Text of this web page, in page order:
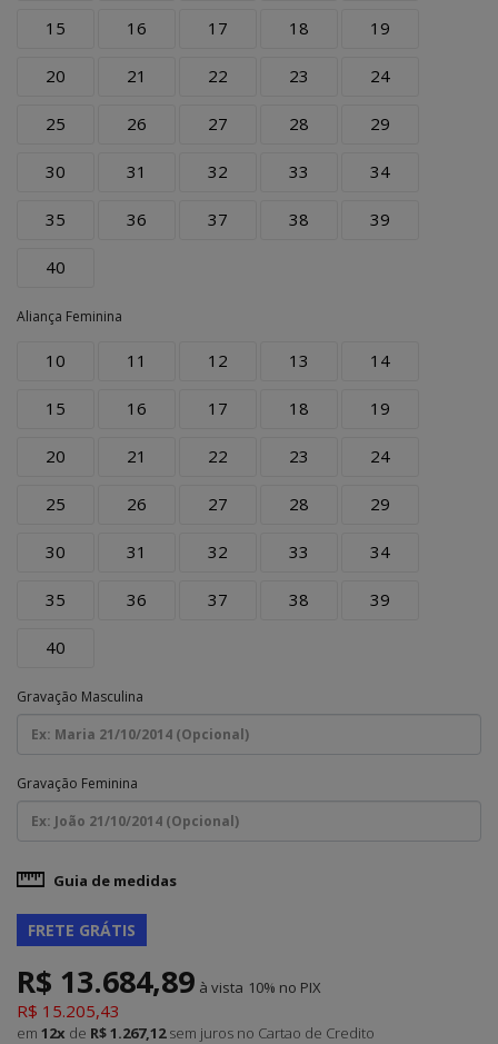
15 16 17 18 19
20 21 22 23 24
25 26 27 28 29
30 31 32 33 34
35 36 37 38 39
40
Aliança Feminina
10 11 12 13 14
15 16 17 18 19
20 21 22 23 24
25 26 27 28 29
30 31 32 33 34
35 36 37 38 39
40
Gravação Masculina
Gravação Feminina
Guia de medidas
FRETE GRÁTIS
R$ 13.684,89 à vista 10%
R$ 15.205,43
em 12x de R$ 1.267,12 sem juros no Cartao de Credito